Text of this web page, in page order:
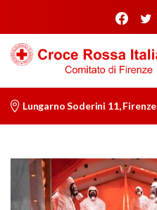
Lungarno Soderini 11, Firenze